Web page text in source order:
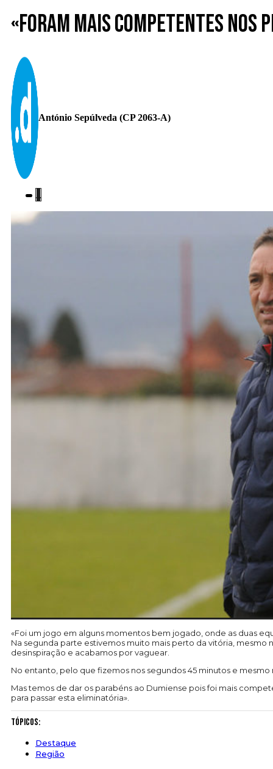
«Foram mais competentes nos
António Sepúlveda (CP 2063-A)
«Foi um jogo em alguns momentos bem jogado, onde as duas
Na segunda parte estivemos muito mais perto da vitória,
desinspiração e acabamos por vaguear.
No entanto, pelo que fizemos nos segundos 45 minutos e
Mas temos de dar os parabéns ao Dumiense pois foi mais
para passar esta eliminatória».
Tópicos:
Destaque
Região